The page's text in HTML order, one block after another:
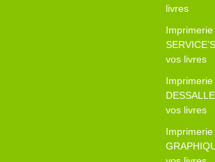
livres
vos livres
vos livres